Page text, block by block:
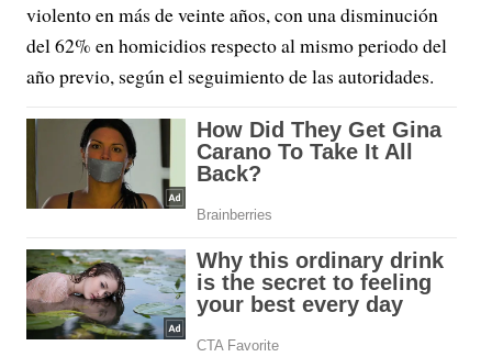
violento en más de veinte años, con una disminución
del 62% en homicidios respecto al mismo periodo del
año previo, según el seguimiento de las autoridades.